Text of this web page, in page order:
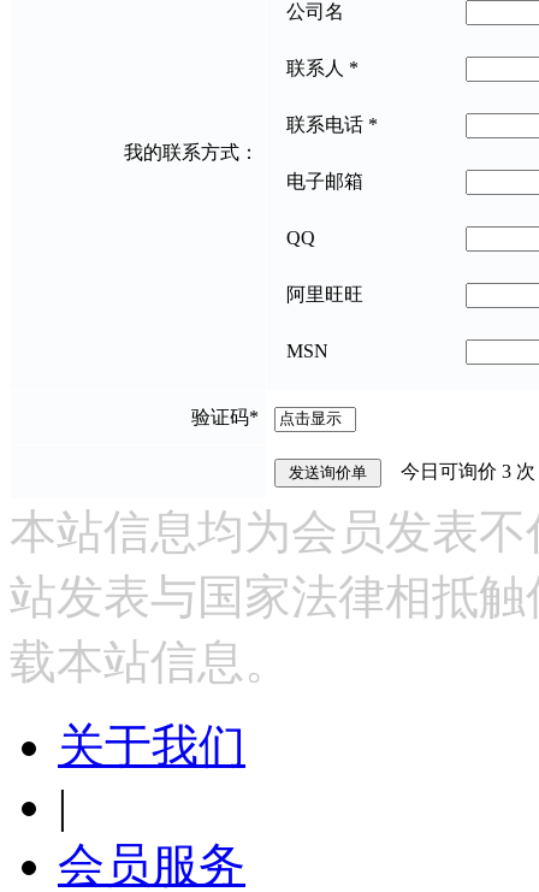
我的联系方式：
公司名
联系人 *
联系电话 *
电子邮箱
QQ
阿里旺旺
MSN
验证码*
今日可询价 3
本站信息均为会员发表
站发表与国家法律相抵
载本站信息。
关于我们
|
会员服务